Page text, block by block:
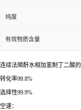
纯度
有效物质含量
连续法顺酐水相加氢制丁二酸
转化率99.8%
选择性99.9%
空速：